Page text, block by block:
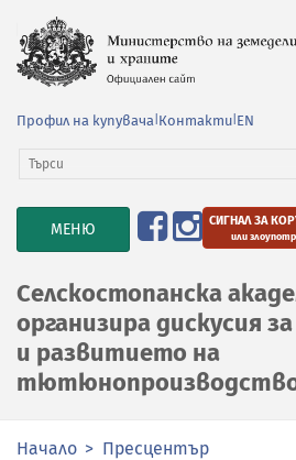
Профил на купувача Контакти EN
TOGGLE
NAVIGATION
МЕНЮ СИГНАЛ ЗА
или
Селскостопанска
организира дискусия
и развитието на
Начало Пресцентър